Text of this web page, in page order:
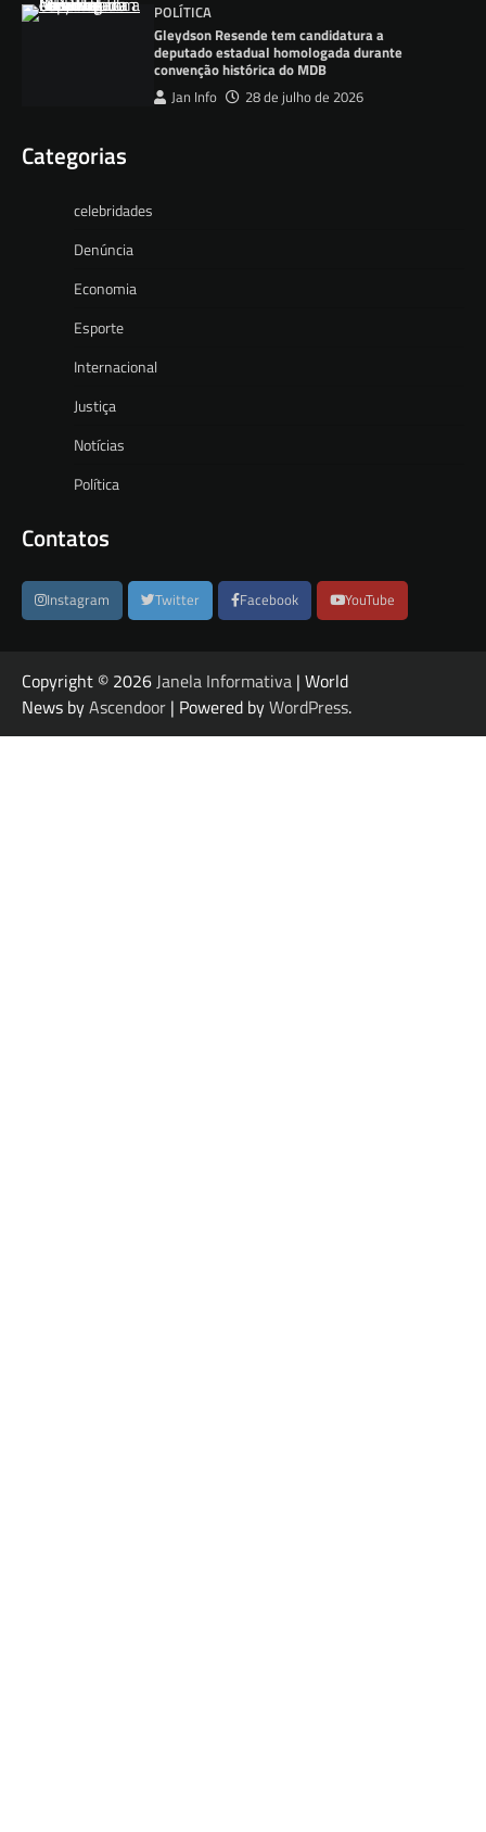
POLÍTICA
Gleydson Resende tem candidatura a
deputado estadual homologada durante
convenção histórica do MDB
Jan Info 28 de julho de 2026
Categorias
celebridades
Denúncia
Economia
Esporte
Internacional
Justiça
Notícias
Política
Contatos
Instagram Twitter Facebook YouTube
Copyright © 2026Janela Informativa | World
News byAscendoor | Powered byWordPress.